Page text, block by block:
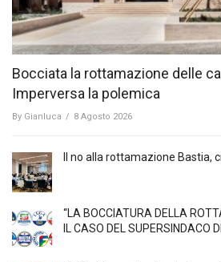
Bocciata la rottamazione delle
Imperversa la polemica
By Gianluca / 8 Agosto 2026
Il no alla rottamazione Bastia,
“LA BOCCIATURA DELLA
IL CASO DEL SUPERSINDACO